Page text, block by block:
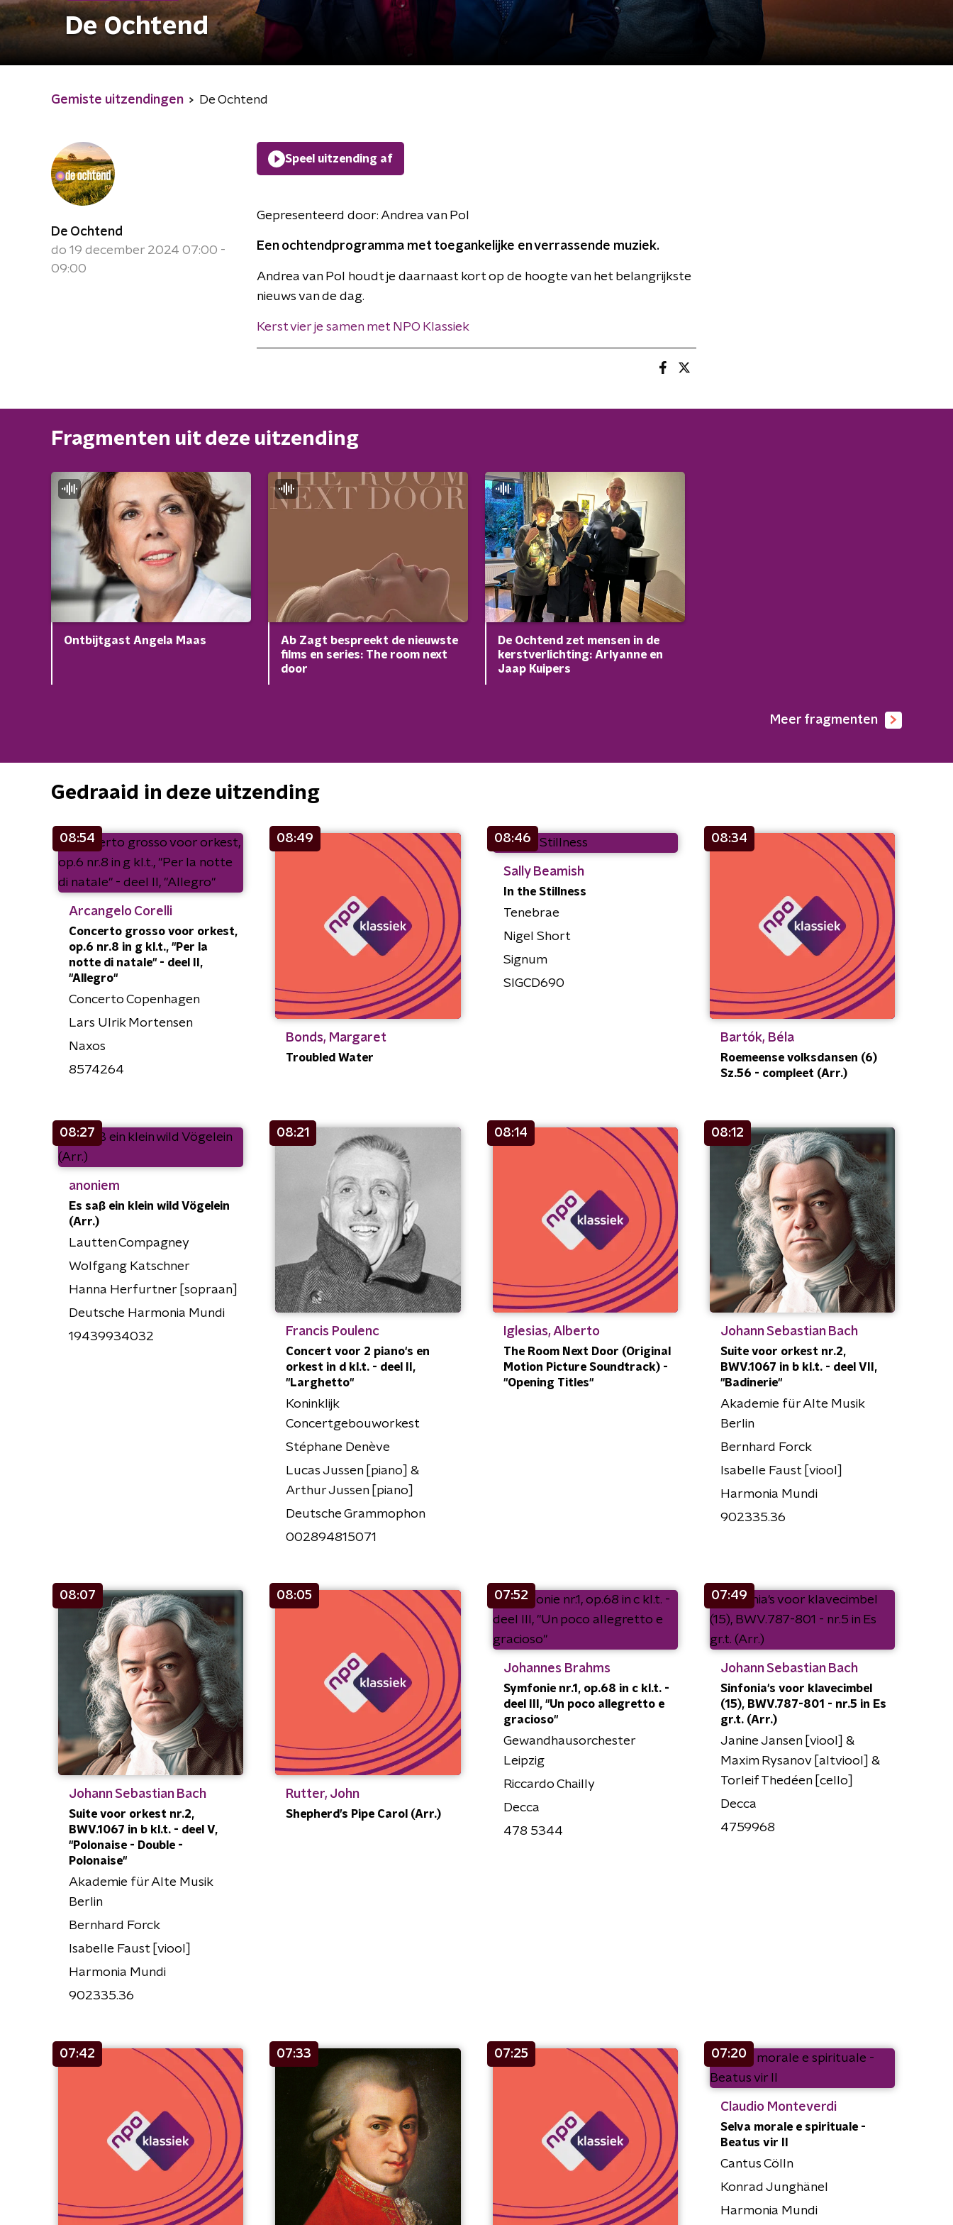
De Ochtend
Gemiste uitzendingen De Ochtend
De Ochtend
do 19 december 2024 07:00 -
09:00
Speel uitzending af
Gepresenteerd door: Andrea van Pol
Een ochtendprogramma met toegankelijke en verrassende muziek.
Andrea van Pol houdt je daarnaast kort op de hoogte van het belangrijkste
nieuws van de dag.
Kerst vier je samen met NPO Klassiek
Fragmenten uit deze uitzending
Ontbijtgast Angela Maas
Ab Zagt bespreekt de nieuwste
films en series: The room next
door
De Ochtend zet mensen in de
kerstverlichting: Arlyanne en
Jaap Kuipers
Meer fragmenten
Gedraaid in deze uitzending
08:54
Arcangelo Corelli
Concerto grosso voor orkest,
op.6 nr.8 in g kl.t., "Per la
notte di natale" - deel II,
"Allegro"
Concerto Copenhagen
Lars Ulrik Mortensen
Naxos
8574264
08:49
Bonds, Margaret
Troubled Water
08:46
Sally Beamish
In the Stillness
Tenebrae
Nigel Short
Signum
SIGCD690
08:34
Bartók, Béla
Roemeense volksdansen (6)
Sz.56 - compleet (Arr.)
08:27
anoniem
Es saß ein klein wild Vögelein
(Arr.)
Lautten Compagney
Wolfgang Katschner
Hanna Herfurtner [sopraan]
Deutsche Harmonia Mundi
19439934032
08:21
Francis Poulenc
Concert voor 2 piano's en
orkest in d kl.t. - deel II,
"Larghetto"
Koninklijk
Concertgebouworkest
Stéphane Denève
Lucas Jussen [piano] &
Arthur Jussen [piano]
Deutsche Grammophon
002894815071
08:14
Iglesias, Alberto
The Room Next Door (Original
Motion Picture Soundtrack) -
"Opening Titles"
08:12
Johann Sebastian Bach
Suite voor orkest nr.2,
BWV.1067 in b kl.t. - deel VII,
"Badinerie"
Akademie für Alte Musik
Berlin
Bernhard Forck
Isabelle Faust [viool]
Harmonia Mundi
902335.36
08:07
Johann Sebastian Bach
Suite voor orkest nr.2,
BWV.1067 in b kl.t. - deel V,
"Polonaise - Double -
Polonaise"
Akademie für Alte Musik
Berlin
Bernhard Forck
Isabelle Faust [viool]
Harmonia Mundi
902335.36
08:05
Rutter, John
Shepherd’s Pipe Carol (Arr.)
07:52
Johannes Brahms
Symfonie nr.1, op.68 in c kl.t. -
deel III, "Un poco allegretto e
gracioso"
Gewandhausorchester
Leipzig
Riccardo Chailly
Decca
478 5344
07:49
Johann Sebastian Bach
Sinfonia's voor klavecimbel
(15), BWV.787-801 - nr.5 in Es
gr.t. (Arr.)
Janine Jansen [viool] &
Maxim Rysanov [altviool] &
Torleif Thedéen [cello]
Decca
4759968
07:42 07:33 07:25 07:20
Claudio Monteverdi
Selva morale e spirituale -
Beatus vir II
Cantus Cölln
Konrad Junghänel
Harmonia Mundi